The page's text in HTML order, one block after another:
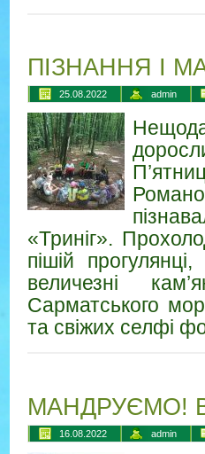
ПІЗНАННЯ І
25.08.2022 admin
«Триніг».
пішій
величезні
Сарматського
та свіжих селфі
МАНДРУЄМО!
16.08.2022 admin